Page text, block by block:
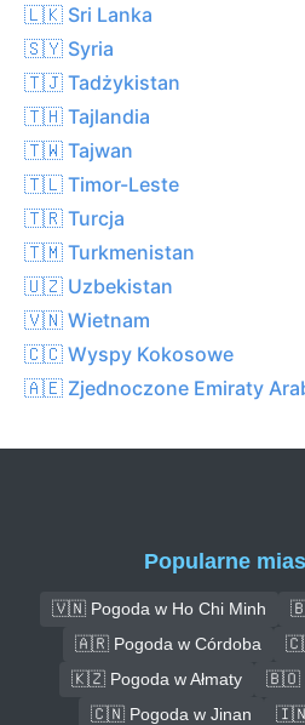
🇱🇰 Sri Lanka
🇸🇾 Syria
🇹🇯 Tadżykistan
🇹🇭 Tajlandia
🇹🇼 Tajwan
🇹🇱 Timor-Leste
🇹🇷 Turcja
🇹🇲 Turkmenistan
🇺🇿 Uzbekistan
🇻🇳 Wietnam
🇨🇨 Wyspy Kokosowe
🇦🇪 Zjednoczone Emiraty
Popularne
🇻🇳 Pogoda w Ho Chi Minh
🇦🇷 Pogoda w Córdoba
🇰🇿 Pogoda w Ałmaty
🇧🇴
🇨🇳 Pogoda w Jinan
🇮🇳